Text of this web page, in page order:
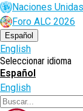
Pasar
al
contenido
principal
Naciones Unidas
Foro ALC 2026
Español
English
Seleccionar idioma
Español
English